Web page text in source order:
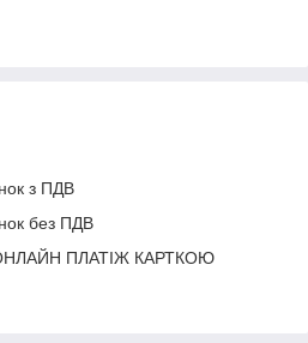
з ПДВ
без ПДВ
ПЛАТІЖ КАРТКОЮ